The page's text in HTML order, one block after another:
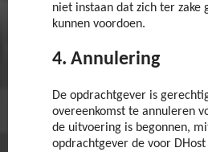
niet instaan dat zich ter zake
kunnen voordoen.
4. Annulering
De opdrachtgever is
overeenkomst te annuleren
de uitvoering is begonnen,
opdrachtgever de voor